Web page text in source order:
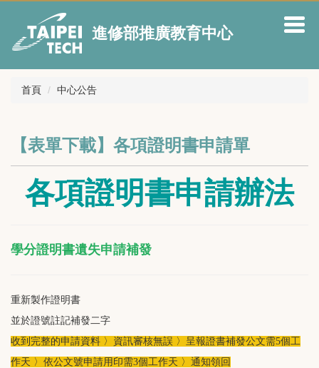
內
進修部推廣教育中心
首頁 中心公告
【表單下載】各項證明書申請單
各項證明書申請辦法
學分證明書遺失申請補發
重新製作證明書
並於證號註記補發二字
收到完整的申請資料 〉資訊審核無誤 〉呈報證書補發公文需5個工
作天 〉依公文號申請用印需3個工作天 〉通知領回